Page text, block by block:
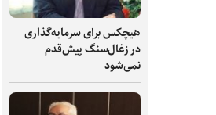
هیچکس برای سرمایه‌گذاری
در زغال‌سنگ پیش‌قدم
نمی‌شود